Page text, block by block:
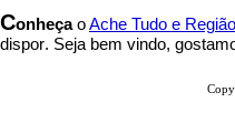
ConheçaoAche Tudo e Região
dispor. Seja bem vindo, g